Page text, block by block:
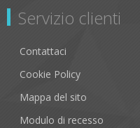
Servizio clienti
Contattaci
Cookie Policy
Mappa del sito
Modulo di recesso